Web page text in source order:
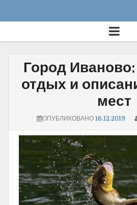
Город
отдых и
мест
ОПУБЛИКОВАНО 16.12.2019